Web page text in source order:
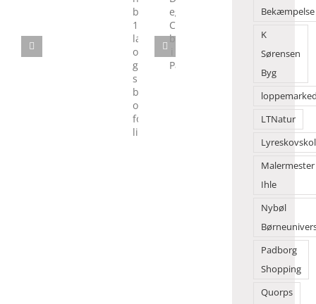
års
brug
FrøslevlejrenEriksen
har
besøgt
100
lande
og
givet
sine
børn
oplevelser
–
Danmarks
egen
Camino
begynder
Bekæmpelse
K
Sørensen
Byg
LTNatur
Malermester
Ihle
Nybøl
Padborg
Shopping
Quorps